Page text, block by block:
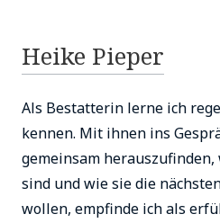
Heike Pieper
Als Bestatterin lerne ich
kennen. Mit ihnen ins
gemeinsam
sind und wie sie die
wollen, empfinde ich als